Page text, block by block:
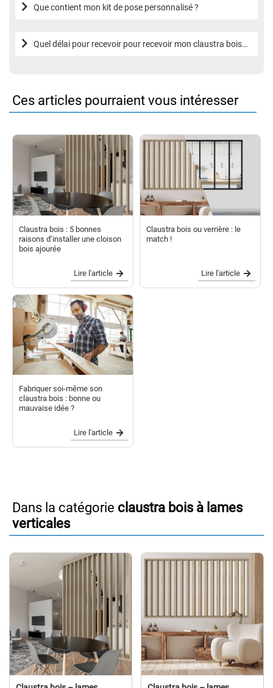
Que contient mon kit de pose personnalisé ?
Quel délai pour recevoir pour recevoir mon claustra bois
Ces articles pourraient vous intéresser
Claustra bois : 5 bonnes
raisons d’installer une cloison
bois ajourée
Lire l'article
Claustra bois ou verrière : le
match !
Lire l'article
Fabriquer soi-même son
claustra bois : bonne ou
mauvaise idée ?
Lire l'article
Dans la catégorie claustra bois à lames
verticales